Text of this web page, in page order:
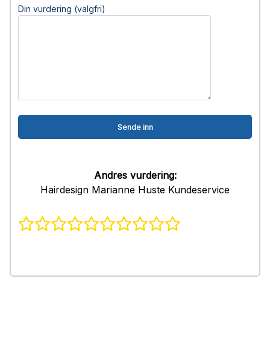
Din vurdering (valgfri)
Andres vurdering:
Hairdesign Marianne Huste Kundeservice